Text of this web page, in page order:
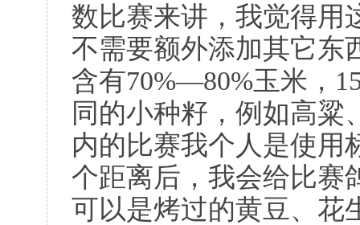
数比赛来讲，我觉得用
不需要额外添加其它东
含有70%—80%玉米，
同的小种籽，例如高粱
内的比赛我个人是使用
个距离后，我会给比赛
可以是烤过的黄豆、花